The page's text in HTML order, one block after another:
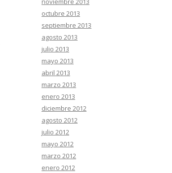
octubre 2013
septiembre 2013
agosto 2013
julio 2013
mayo 2013
abril 2013
marzo 2013
enero 2013
diciembre 2012
agosto 2012
julio 2012
mayo 2012
marzo 2012
enero 2012